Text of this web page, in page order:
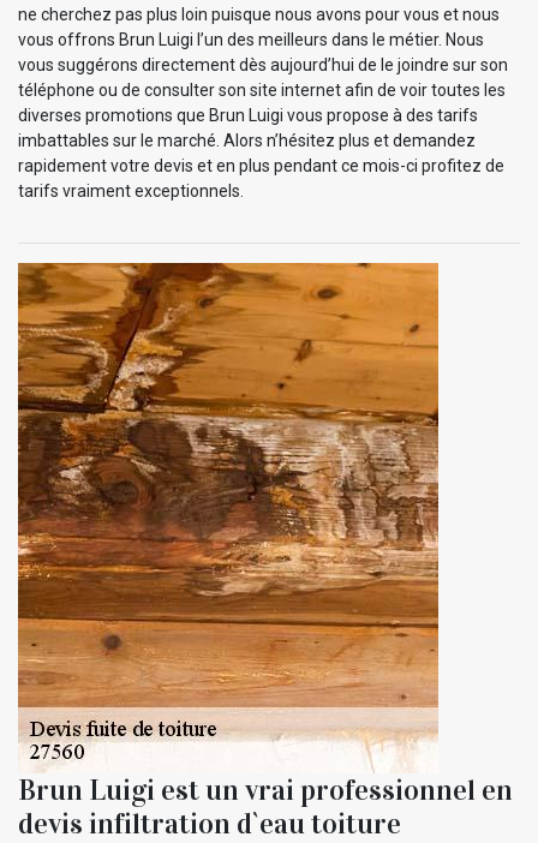
ne cherchez pas plus loin puisque nous avons pour vous et nous
vous offrons Brun Luigi l’un des meilleurs dans le métier. Nous
vous suggérons directement dès aujourd’hui de le joindre sur son
téléphone ou de consulter son site internet afin de voir toutes les
diverses promotions que Brun Luigi vous propose à des tarifs
imbattables sur le marché. Alors n’hésitez plus et demandez
rapidement votre devis et en plus pendant ce mois-ci profitez de
tarifs vraiment exceptionnels.
Brun Luigi est un vrai professionnel en
devis infiltration d`eau toiture